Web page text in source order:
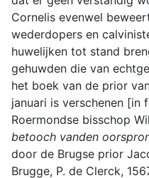
Cornelis evenwel
wederdopers en
huwelijken tot stand
gehuwden die van
het boek van de prior
januari is verschenen [in
Roermondse bisschop
betooch vanden
door de Brugse prior
Brugge, P. de Clerck,